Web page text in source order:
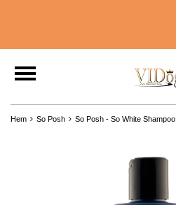
Hem So Posh So Posh - So White Shampoo